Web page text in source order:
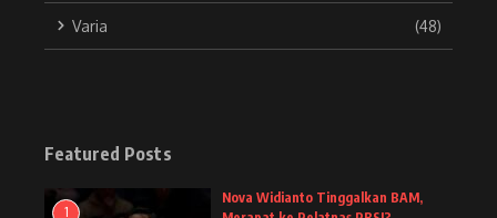
Varia (48)
Featured Posts
1
Nova Widianto Tinggalkan BAM,